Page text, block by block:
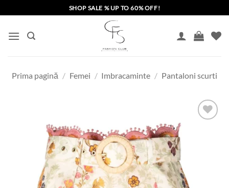
to
content
SHOP SALE % UP TO 60% OFF!
Prima pagină / Femei / Imbracaminte / Pantaloni scurti